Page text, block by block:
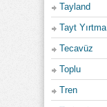
Tayland
Tayt Yırtma
Tecavüz
Toplu
Tren